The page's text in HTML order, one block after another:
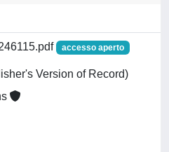
accesso aperto
Version of Record)